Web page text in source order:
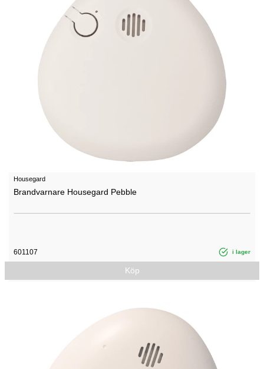
Housegard
Brandvarnare Housegard Pebble
601107 i lager
Köp